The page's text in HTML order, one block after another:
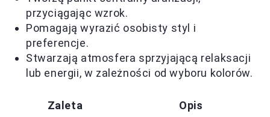
przyciągając wzrok.
Pomagają wyrazić osobisty styl i
preferencje.
Stwarzają atmosfera sprzyjającą relaksacji
lub energii, w zależności od wyboru kolorów.
Zaleta Opis